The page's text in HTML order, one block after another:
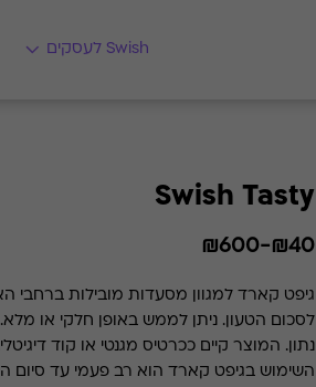
Swish לעסקים
Swish Tasty
₪40-₪600
לסכום הטעון. ניתן לממש באופן חלקי או
נתון. המוצר קיים ככרטיס מגנטי או קוד
השימוש בגיפט קארד הוא רב פעמי עד סיום